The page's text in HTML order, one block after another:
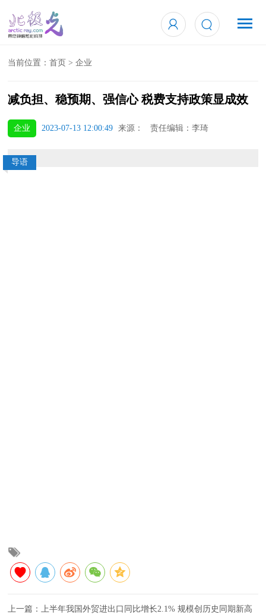
当前位置：首页 >企业
减负担、稳预期、强信心 税费支持政策显成效
企业 2023-07-13 12:00:49 来源： 责任编辑：李琦
导语
上一篇：上半年我国外贸进出口同比增长2.1% 规模创历史同期新高